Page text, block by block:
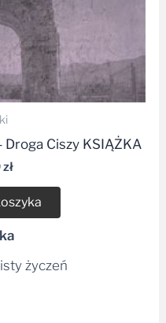
Ciszy KSIĄŻKA
zł
życzeń